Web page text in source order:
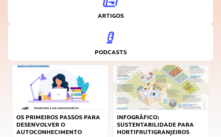
ARTIGOS
PODCASTS
OS PRIMEIROS PASSOS PARA
DESENVOLVER O
AUTOCONHECIMENTO
INFOGRÁFICO:
SUSTENTABILIDADE PARA
HORTIFRUTIGRANJEIROS